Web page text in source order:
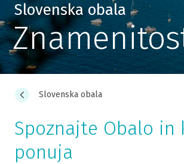
Slovenska obala
Slovenska obala
Spoznajte Obalo in
ponuja